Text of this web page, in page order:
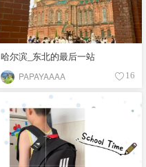
哈尔滨_东北的最后一站
PAPAYAAAA 16